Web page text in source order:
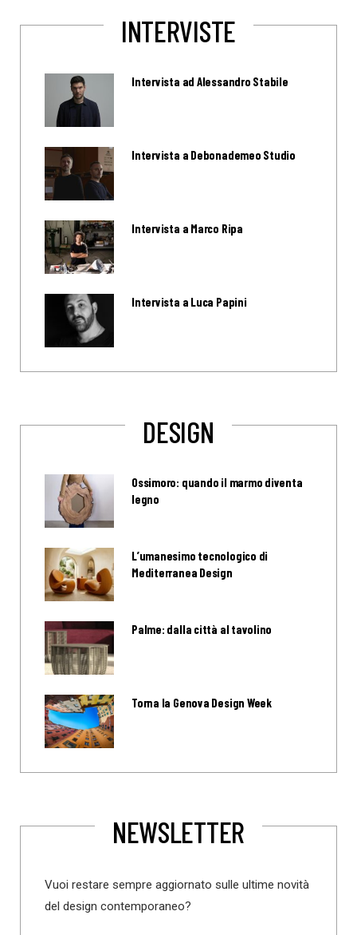
INTERVISTE
Intervista ad Alessandro Stabile
Intervista a Debonademeo Studio
Intervista a Marco Ripa
Intervista a Luca Papini
DESIGN
Ossimoro: quando il marmo diventa
legno
L’umanesimo tecnologico di
Mediterranea Design
Palme: dalla città al tavolino
Torna la Genova Design Week
NEWSLETTER
Vuoi restare sempre aggiornato sulle ultime novità
del design contemporaneo?